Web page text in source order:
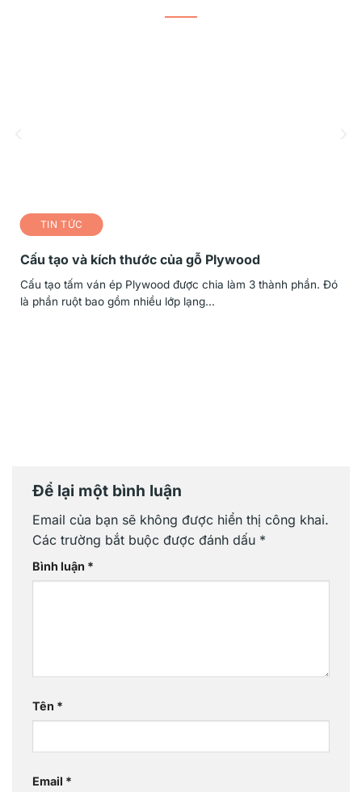
TIN TỨC
Cấu tạo và kích thước của gỗ Plywood
Cấu tạo tấm ván ép Plywood được chia làm 3 thành phần. Đó
là phần ruột bao gồm nhiều lớp lạng...
Để lại một bình luận
Email của bạn sẽ không được hiển thị công khai.
Các trường bắt buộc được đánh dấu *
Bình luận *
Tên *
Email *